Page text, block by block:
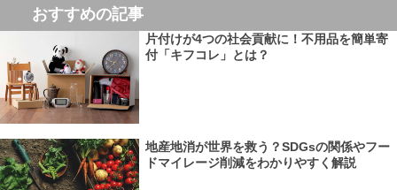
おすすめの記事
片付けが4つの社会貢献に！不用品を簡単寄
付「キフコレ」とは？
地産地消が世界を救う？SDGsの関係やフー
ドマイレージ削減をわかりやすく解説